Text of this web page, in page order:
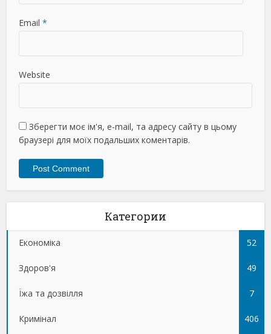
Email *
Website
Зберегти моє ім'я, e-mail, та адресу сайту в цьому
браузері для моїх подальших коментарів.
Категории
Економіка 52
Здоров'я 49
Їжа та дозвілля 7
Кримінал 406